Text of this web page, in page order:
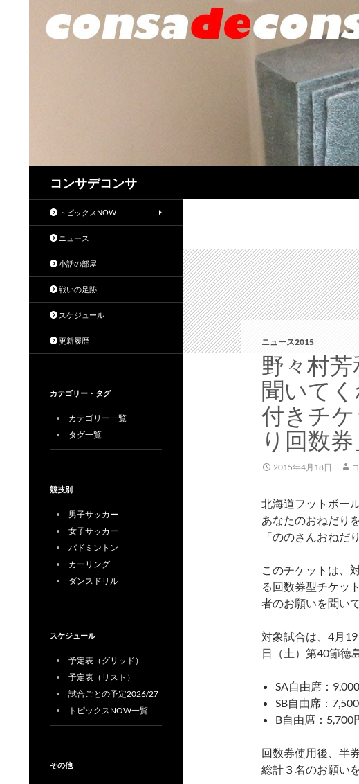
コンサデコンサ
ニュース2015
野々村
聞いて
付きチ
り回数
2015年4月18日
北海道フットボー
あなたのおねだり
「ののさんおねだ
このチケットは、
る回数券型チケッ
者のお願いを聞い
対象試合は、4月
日（土）第40節徳
SA自由席：
SB自由席：
B自由席：5,700
回数券使用後、半
総計３名のお願い
トピックスNOW
ニュース
小話の部屋
戦いの足跡
スケジュール
更新履歴
カテゴリー・タグ
カテゴリー一覧
タグ一覧
競技別
男子サッカー
女子サッカー
バドミントン
カーリング
ダンスドリル
スケジュール
予定表（グリッド）
予定表（リスト）
試合ごとの予定2026/27
トピックスNOW一覧
その他